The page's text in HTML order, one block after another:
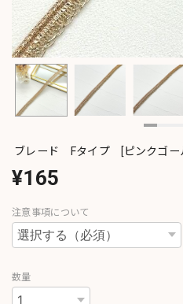
ブレード Fタイプ [ピンクゴ
¥165
注意事項について
数量